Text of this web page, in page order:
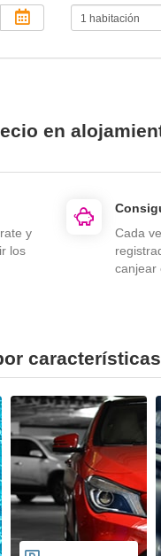
en
y
los
Cada
canjear
características